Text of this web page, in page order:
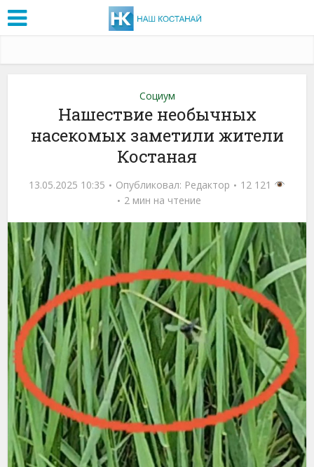
Социум
Нашествие необычных
насекомых заметили жители
Костаная
13.05.2025 10:35 Опубликовал: Редактор
12 121
2 мин на чтение